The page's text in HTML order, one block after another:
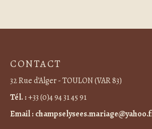
CONTACT
32 Rue d’Alger - TOULON (VAR 83)
Tél. :+33 (0)4 94 31 45 91
Email :